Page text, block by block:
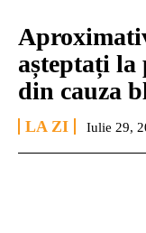
așteptați la
din cauza
LA ZI Iulie 29,